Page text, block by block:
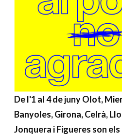
De l'1 al 4 de juny Olot,
Banyoles, Girona, Celrà,
Jonquera i Figueres son